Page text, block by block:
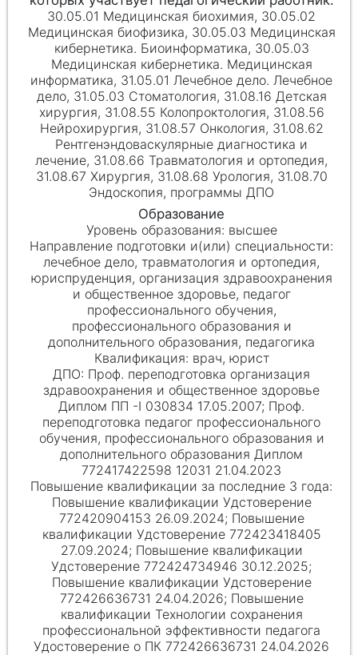
30.05.01 Медицинская биохимия, 30.05.02
Медицинская биофизика, 30.05.03 Медицинская
кибернетика. Биоинформатика, 30.05.03
Медицинская кибернетика. Медицинская
информатика, 31.05.01 Лечебное дело. Лечебное
дело, 31.05.03 Стоматология, 31.08.16 Детская
хирургия, 31.08.55 Колопроктология, 31.08.56
Нейрохирургия, 31.08.57 Онкология, 31.08.62
Рентгенэндоваскулярные диагностика и
лечение, 31.08.66 Травматология и ортопедия,
31.08.67 Хирургия, 31.08.68 Урология, 31.08.70
Эндоскопия, программы ДПО
высшее
лечебное дело, травматология и ортопедия,
юриспруденция, организация здравоохранения
и общественное здоровье, педагог
профессионального обучения,
профессионального образования и
дополнительного образования, педагогика
врач, юрист
Проф. переподготовка организация
здравоохранения и общественное здоровье
Диплом ПП -I 030834 17.05.2007; Проф.
переподготовка педагог профессионального
обучения, профессионального образования и
дополнительного образования Диплом
772417422598 12031 21.04.2023
Повышение квалификации Удстоверение
772420904153 26.09.2024; Повышение
квалификации Удстоверение 772423418405
27.09.2024; Повышение квалификации
Удстоверение 772424734946 30.12.2025;
Повышение квалификации Удстоверение
772426636731 24.04.2026; Повышение
квалификации Технологии сохранения
профессиональной эффективности педагога
Удостоверение о ПК 772426636731 24.04.2026